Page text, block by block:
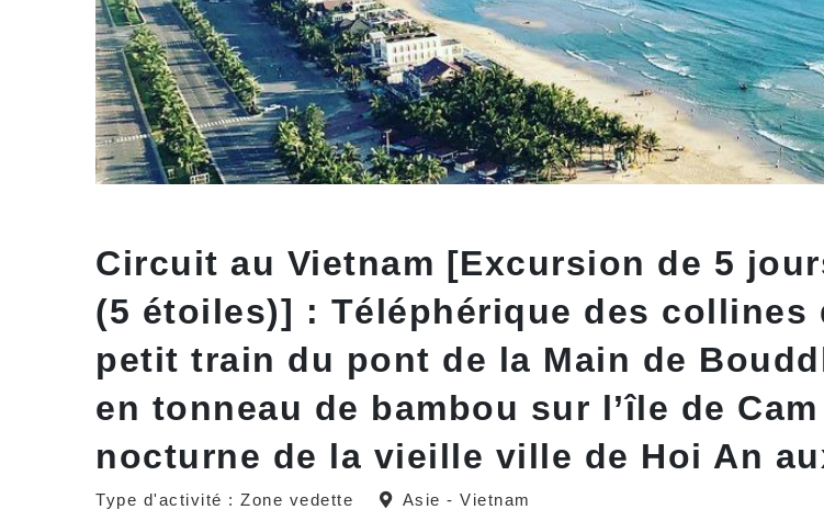
Circuit au Vietnam [Excursion de 5
(5 étoiles)] : Téléphérique des collines
petit train du pont de la Main de
en tonneau de bambou sur l’île de
nocturne de la vieille ville de Hoi An
Type d'activité : Zone vedette Asie - Vietnam